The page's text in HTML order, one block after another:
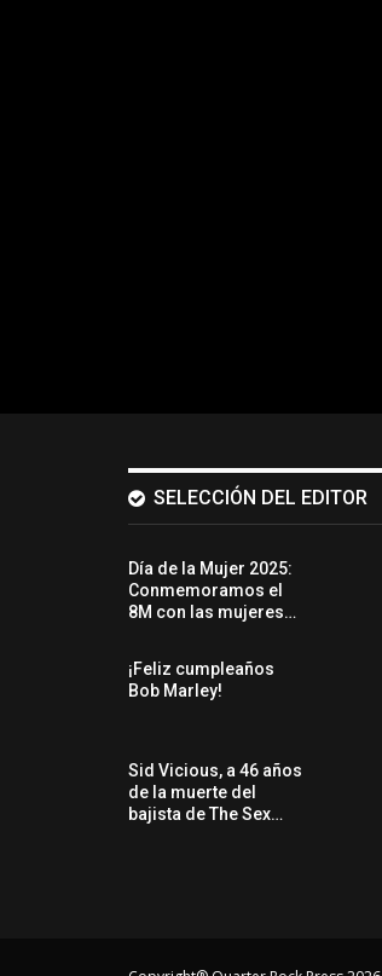
SELECCIÓN DEL EDITOR
Día de la Mujer 2025:
Conmemoramos el
8M con las mujeres…
¡Feliz cumpleaños
Bob Marley!
Sid Vicious, a 46 años
de la muerte del
bajista de The Sex…